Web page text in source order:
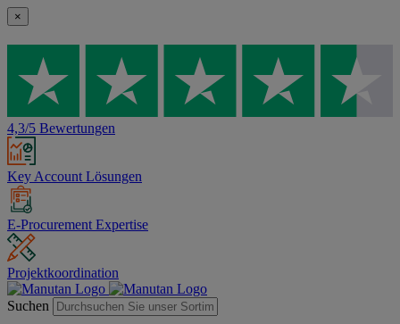
×
4,3/5 Bewertungen
Key Account Lösungen
E-Procurement Expertise
Projektkoordination
Suchen